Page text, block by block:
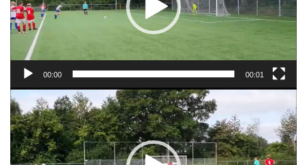
00:00 00:01
Videospeler